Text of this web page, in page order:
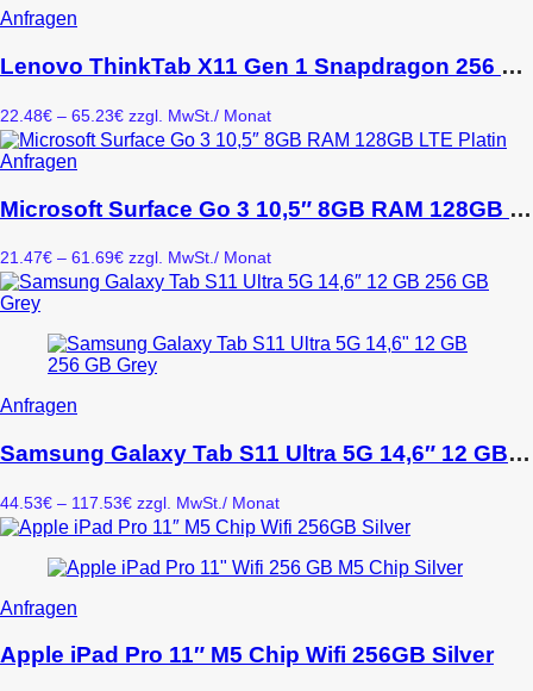
Anfragen
weist
mehrere
auf.
Die
Optionen
auf
Produktseite
gewählt
werden
Lenovo ThinkTab X11 Gen 1 Snapdragon 256 GB 10.9″ 8 GB Wi-Fi 6E Android 16 Schwarz
22.48€ – 65.23€Preisspanne:
22.48€
zzgl. MwSt. / Monat
Anfragen
weist
mehrere
auf.
Die
können
auf
der
gewählt
Microsoft Surface Go 3 10,5″ 8GB RAM 128GB LTE Platin
21.47€ – 61.69€Preisspanne:
21.47€
zzgl. MwSt./ Monat
Anfragen
weist
mehrere
auf.
Die
können
der
gewählt
Samsung Galaxy Tab S11 Ultra 5G 14,6″ 12 GB 256 GB Grey
44.53€ – 117.53€Preisspanne:
44.53€
117.53€
zzgl. MwSt. / Monat
Anfragen
weist
mehrere
Apple iPad Pro 11″ M5 Chip Wifi 256GB Silver